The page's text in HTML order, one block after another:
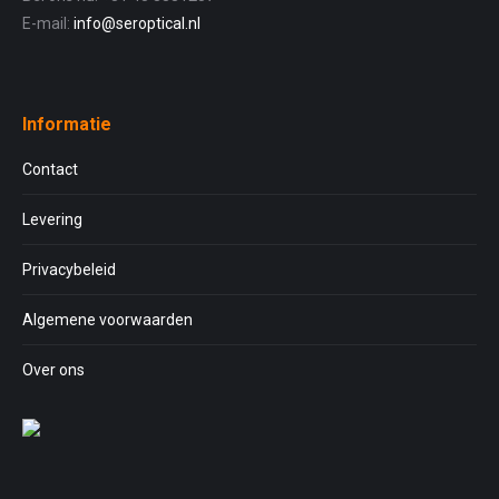
E-mail: info@seroptical.nl
Informatie
Contact
Levering
Privacybeleid
Algemene voorwaarden
Over ons